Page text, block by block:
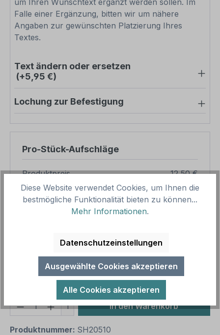
um Ihren Wunschtext ergänzt werden sollen. Im
Falle einer Ergänzung, bitten wir um nähere
Angaben zur gewünschten Platzierung Ihres
Textes.
Text ändern oder ersetzen
(+5,95 €)
Lochung zur Befestigung
Pro-Stück-Aufschläge
Produktpreis
12,50 €
Zwischensumme
12,50 €
Zusammenfassung
abweichende Endpreise möglich.
Produkt Anzahl: Gib den gewünschten
1 In den Warenkorb
Produktnummer: SH20510
Diese Website verwendet Cookies, um Ihnen die
bestmögliche Funktionalität bieten zu können...
Mehr Informationen.
Datenschutzeinstellungen
Ausgewählte Cookies akzeptieren
Alle Cookies akzeptieren